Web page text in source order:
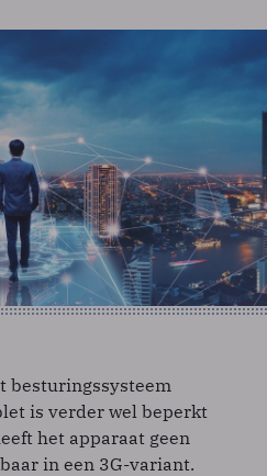
besturingssysteem
is verder wel beperkt
het apparaat geen
in een 3G-variant.